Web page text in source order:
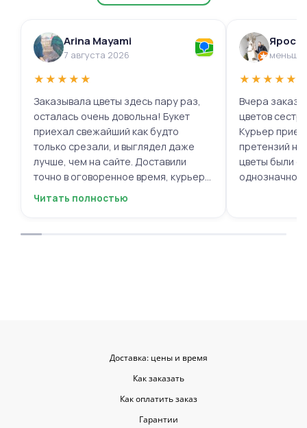
Arina Mayami
7 августа 2026
★★★★★
Заказывала цветы здесь пару раз,
осталась очень довольна! Букет
приехал свежайший как будто
только срезали, и выглядел даже
лучше, чем на сайте. Доставили
точно в оговоренное время, курьер
вежливый, ещё и открытку с тёплыми
приятными. Однозначно буду
Читать полностью
меньше
★★★★★
Вчера
цветов
Курьер
претензий
цветы были
однозначно.
Доставка: цены и время
Как заказать
Как оплатить заказ
Гарантии